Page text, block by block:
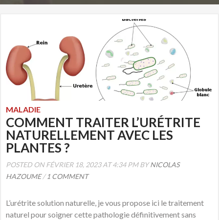
MALADIE
COMMENT TRAITER L’URÉTRITE
NATURELLEMENT AVEC LES
PLANTES ?
POSTED ON FÉVRIER 18, 2023 AT 4:34 PM BYNICOLAS
HAZOUME/1 COMMENT
L’urétrite solution naturelle, je vous propose ici le traitement
naturel pour soigner cette pathologie définitivement sans